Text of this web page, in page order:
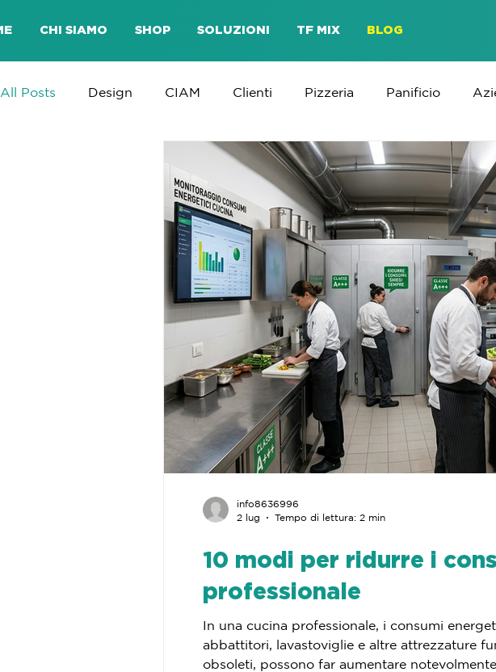
CHI SIAMO SHOP SOLUZIONI TF MIX BLOG
All Posts Design CIAM Clienti Pizzeria Panificio
10 modi per ridurre i
professionale
In una cucina professionale, i consumi
abbattitori, lavastoviglie e altre attrezzature
obsoleti, possono far aumentare
info8636996
2 lug
Tempo di lettura: 2 min